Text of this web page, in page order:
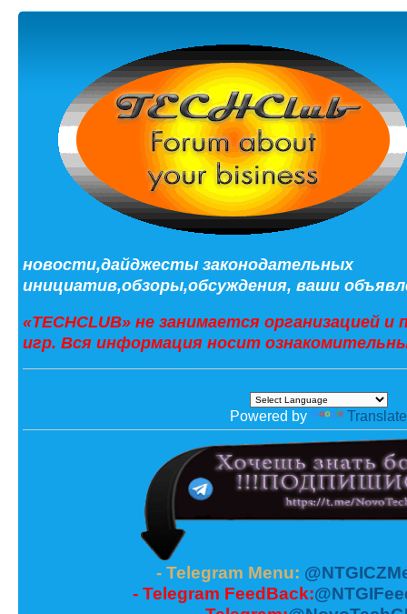
новости,дайджесты законодательных
инициатив,обзоры,обсуждения, ваши
«TECHCLUB» не занимается организацией
игр. Вся информация носит
Powered by Translate
- Telegram Menu:
- Telegram FeedBack: